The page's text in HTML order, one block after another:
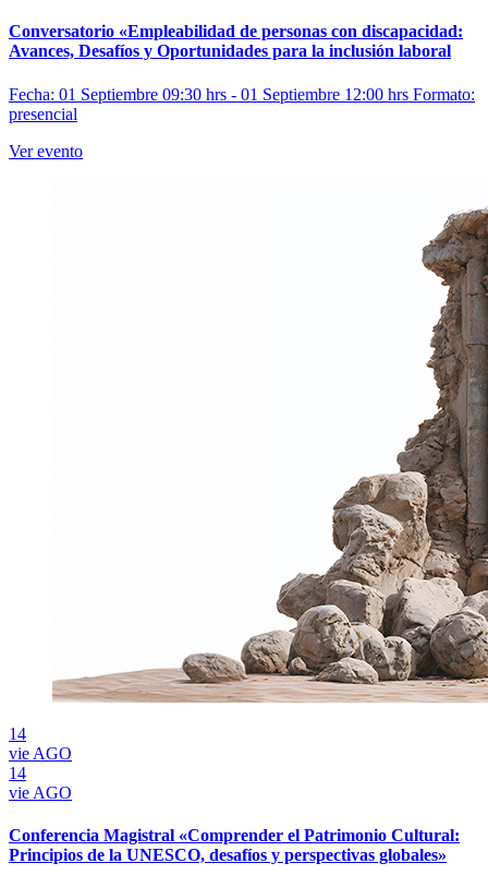
Conversatorio «Empleabilidad de personas con discapacidad:
Avances, Desafíos y Oportunidades para la inclusión laboral
Fecha: 01 Septiembre 09:30 hrs - 01 Septiembre 12:00 hrs Formato:
presencial
Ver evento
14
vie AGO
14
vie AGO
Conferencia Magistral «Comprender el Patrimonio Cultural:
Principios de la UNESCO, desafíos y perspectivas globales»